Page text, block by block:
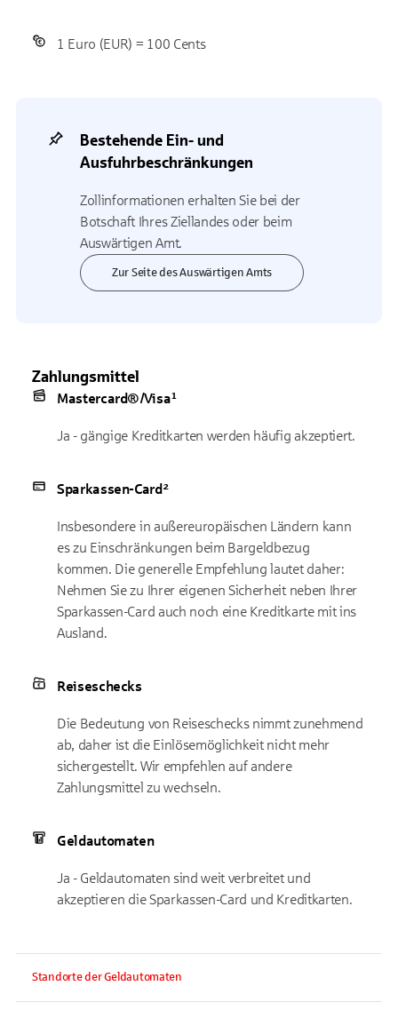
1 Euro (EUR) = 100 Cents
Bestehende Ein- und
Ausfuhrbeschränkungen
Zollinformationen erhalten Sie bei der
Botschaft Ihres Ziellandes oder beim
Auswärtigen Amt.
Zur Seite des Auswärtigen Amts
Zahlungsmittel
Mastercard®/Visa¹
Ja - gängige Kreditkarten werden häufig akzeptiert.
Sparkassen-Card²
Insbesondere in außereuropäischen Ländern kann
es zu Einschränkungen beim Bargeldbezug
kommen. Die generelle Empfehlung lautet daher:
Nehmen Sie zu Ihrer eigenen Sicherheit neben Ihrer
Sparkassen-Card auch noch eine Kreditkarte mit ins
Ausland.
Reiseschecks
Die Bedeutung von Reiseschecks nimmt zunehmend
ab, daher ist die Einlösemöglichkeit nicht mehr
sichergestellt. Wir empfehlen auf andere
Zahlungsmittel zu wechseln.
Geldautomaten
Ja - Geldautomaten sind weit verbreitet und
akzeptieren die Sparkassen-Card und Kreditkarten.
Standorte der Geldautomaten